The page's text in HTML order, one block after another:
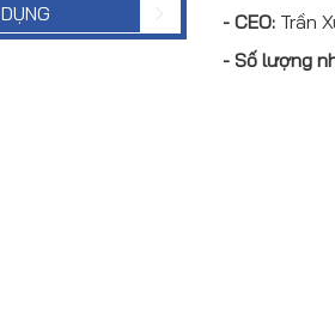
- CEO:Trần
- Số lượng